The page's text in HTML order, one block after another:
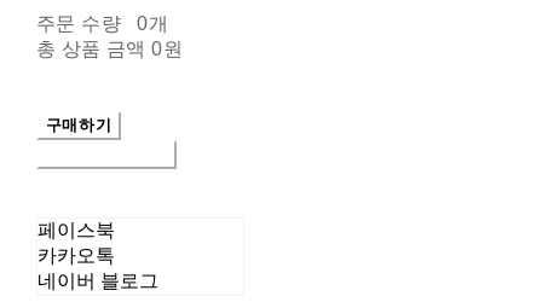
주문 수량
0개
총 상품 금액 0원
구매하기
페이스북
카카오톡
네이버 블로그